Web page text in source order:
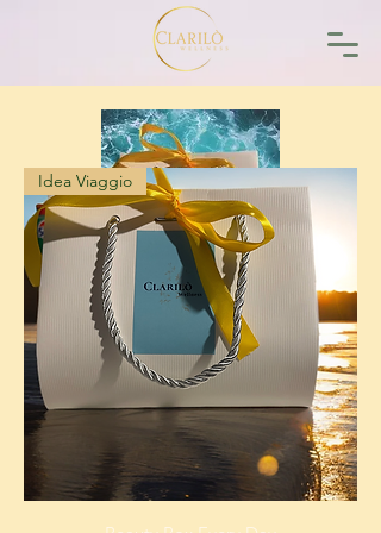
Idea Viaggio